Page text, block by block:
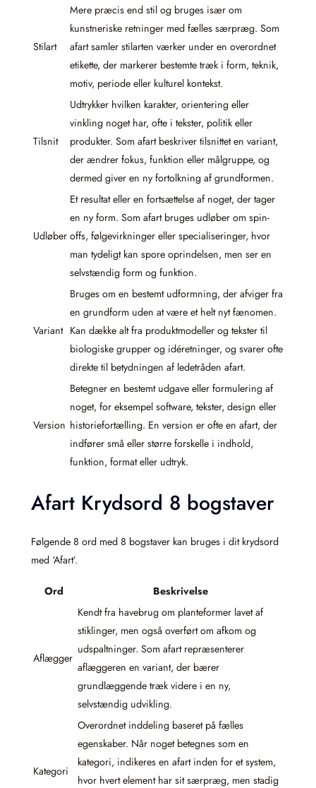
Stilart
Mere præcis end stil og bruges især om
kunstneriske retninger med fælles særpræg. Som
afart samler stilarten værker under en overordnet
etikette, der markerer bestemte træk i form, teknik,
motiv, periode eller kulturel kontekst.
Tilsnit
Udtrykker hvilken karakter, orientering eller
vinkling noget har, ofte i tekster, politik eller
produkter. Som afart beskriver tilsnittet en variant,
der ændrer fokus, funktion eller målgruppe, og
dermed giver en ny fortolkning af grundformen.
Udløber
Et resultat eller en fortsættelse af noget, der tager
en ny form. Som afart bruges udløber om spin-
offs, følgevirkninger eller specialiseringer, hvor
man tydeligt kan spore oprindelsen, men ser en
selvstændig form og funktion.
Variant
Bruges om en bestemt udformning, der afviger fra
en grundform uden at være et helt nyt fænomen.
Kan dække alt fra produktmodeller og tekster til
biologiske grupper og idéretninger, og svarer ofte
direkte til betydningen af ledetråden afart.
Version
Betegner en bestemt udgave eller formulering af
noget, for eksempel software, tekster, design eller
historiefortælling. En version er ofte en afart, der
indfører små eller større forskelle i indhold,
funktion, format eller udtryk.
Afart Krydsord 8 bogstaver
Følgende 8 ord med 8 bogstaver kan bruges i dit krydsord
med ‘Afart’.
Ord Beskrivelse
Aflægger
Kendt fra havebrug om planteformer lavet af
stiklinger, men også overført om afkom og
udspaltninger. Som afart repræsenterer
aflæggeren en variant, der bærer
grundlæggende træk videre i en ny,
selvstændig udvikling.
Kategori
Overordnet inddeling baseret på fælles
egenskaber. Når noget betegnes som en
kategori, indikeres en afart inden for et system,
hvor hvert element har sit særpræg, men stadig